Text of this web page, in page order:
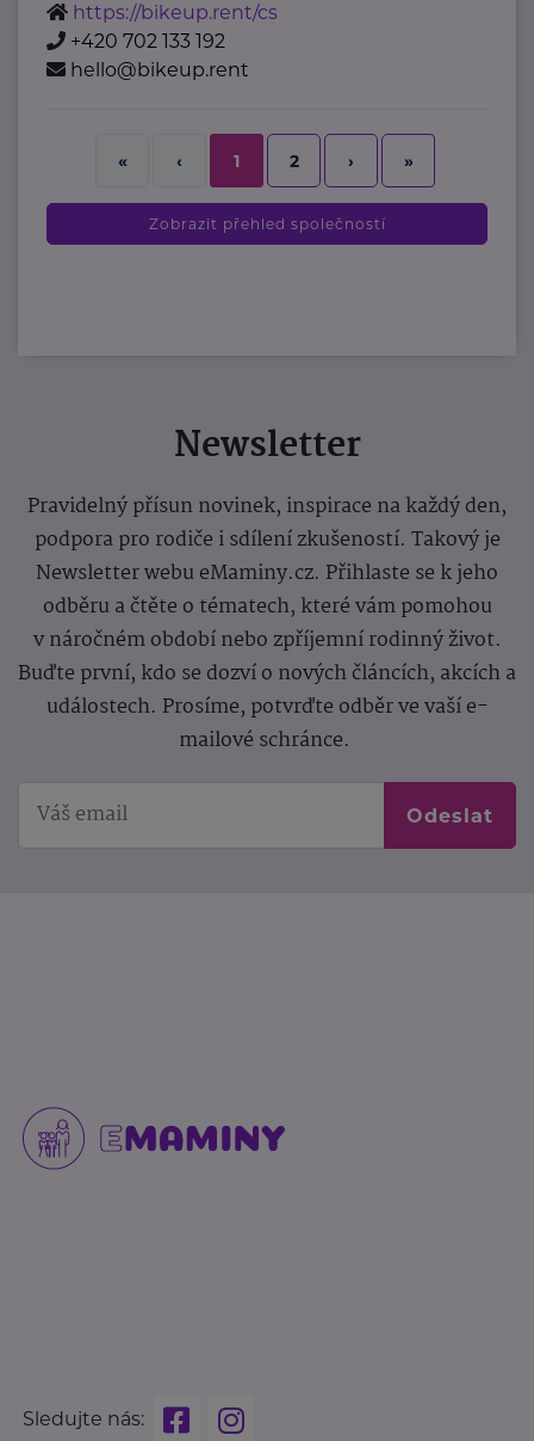
https://bikeup.rent/cs
+420 702 133 192
hello@bikeup.rent
« ‹ 1 2 › »
Zobrazit přehled společností
Newsletter
Pravidelný přísun novinek, inspirace na každý den,
podpora pro rodiče i sdílení zkušeností. Takový je
Newsletter webu eMaminy.cz. Přihlaste se k jeho
odběru a čtěte o tématech, které vám pomohou
v náročném období nebo zpříjemní rodinný život.
Buďte první, kdo se dozví o nových článcích, akcích a
událostech. Prosíme, potvrďte odběr ve vaší e-
mailové schránce.
Odeslat
Sledujte nás: